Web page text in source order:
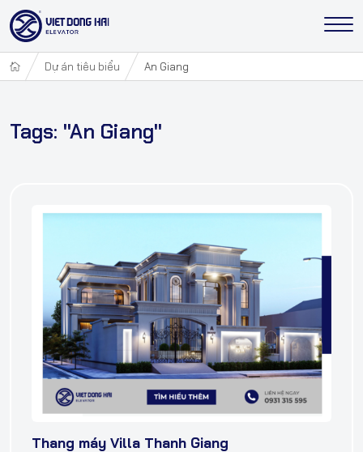
Dự án tiêu biểu An Giang
Tags: "An Giang"
Thang máy Villa Thanh Giang